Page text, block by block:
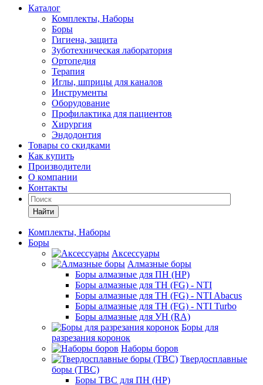
Каталог
Комплекты, Наборы
Боры
Гигиена, защита
Зуботехническая лаборатория
Ортопедия
Терапия
Иглы, шприцы для каналов
Инструменты
Оборудование
Профилактика для пациентов
Хирургия
Эндодонтия
Товары со скидками
Как купить
Производители
О компании
Контакты
Найти
Комплекты, Наборы
Боры
Аксессуары
Алмазные боры
Боры алмазные для ПН (HP)
Боры алмазные для ТН (FG) - NTI
Боры алмазные для ТН (FG) - NTI Abacus
Боры алмазные для ТН (FG) - NTI Turbo
Боры алмазные для УН (RA)
Боры для
разрезания коронок
Наборы боров
Твердосплавные
боры (ТВС)
Боры ТВС для ПН (HP)